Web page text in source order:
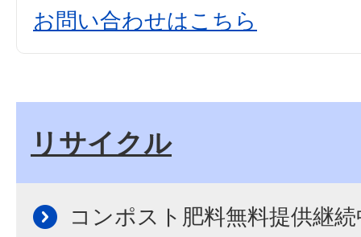
お問い合わせはこちら
リサイクル
コンポスト肥料無料提供継